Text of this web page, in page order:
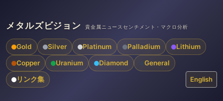
メタルズビジョン 貴金属ニュースセンチメント・マクロ分析
Gold Silver Platinum Palladium Lithium
Copper Uranium Diamond General
リンク集 English